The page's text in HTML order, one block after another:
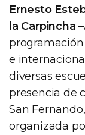
Ernesto
la Carpincha
e
diversas
presencia de
San
organizada